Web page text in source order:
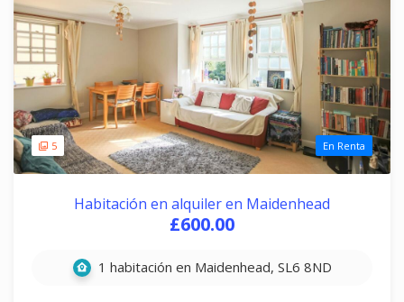
5 En Renta
Habitación en alquiler en Maidenhead
£600.00
1 habitación en Maidenhead, SL6 8ND